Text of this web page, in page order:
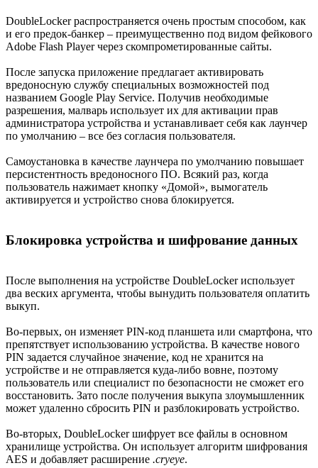
DoubleLocker распространяется очень простым способом, как
и его предок-банкер – преимущественно под видом фейкового
Adobe Flash Player через скомпрометированные сайты.
После запуска приложение предлагает активировать
вредоносную службу специальных возможностей под
названием Google Play Service. Получив необходимые
разрешения, малварь использует их для активации прав
администратора устройства и устанавливает себя как лаунчер
по умолчанию – все без согласия пользователя.
Самоустановка в качестве лаунчера по умолчанию повышает
персистентность вредоносного ПО. Всякий раз, когда
пользователь нажимает кнопку «Домой», вымогатель
активируется и устройство снова блокируется.
Блокировка устройства и шифрование данных
После выполнения на устройстве DoubleLocker использует
два веских аргумента, чтобы вынудить пользователя оплатить
выкуп.
Во-первых, он изменяет PIN-код планшета или смартфона, что
препятствует использованию устройства. В качестве нового
PIN задается случайное значение, код не хранится на
устройстве и не отправляется куда-либо вовне, поэтому
пользователь или специалист по безопасности не сможет его
восстановить. Зато после получения выкупа злоумышленник
может удаленно сбросить PIN и разблокировать устройство.
Во-вторых, DoubleLocker шифрует все файлы в основном
хранилище устройства. Он использует алгоритм шифрования
AES и добавляет расширение .cryeye.